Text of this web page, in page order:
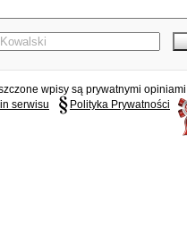
wpisy są prywatnymi
serwisu
Polityka Prywatności